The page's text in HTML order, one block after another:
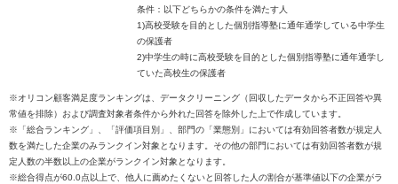
条件：以下どちらかの条件を満たす人
1)高校受験を目的とした個別指導塾に通年通学している中学生
の保護者
2)中学生の時に高校受験を目的とした個別指導塾に通年通学し
ていた高校生の保護者
※オリコン顧客満足度ランキングは、データクリーニング（回収したデータから不正回答や異
常値を排除）および調査対象者条件から外れた回答を除外した上で作成しています。
※「総合ランキング」、「評価項目別」、部門の「業態別」においては有効回答者数が規定人
数を満たした企業のみランクイン対象となります。その他の部門においては有効回答者数が規
定人数の半数以上の企業がランクイン対象となります。
※総合得点が60.0点以上で、他人に薦めたくないと回答した人の割合が基準値以下の企業がラ